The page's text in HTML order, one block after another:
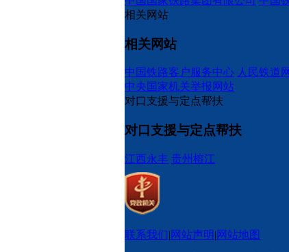
相关网站
相关网站
中国铁路客户服务中心 人民铁道网
中央国家机关举报网站
对口支援与定点帮扶
对口支援与定点帮扶
江西永丰 贵州榕江
联系我们|网站声明|网站地图